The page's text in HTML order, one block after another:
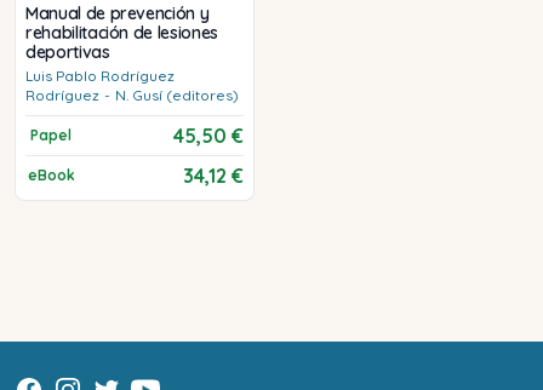
Manual de prevención y
rehabilitación de lesiones
deportivas
Luis Pablo Rodríguez
Rodríguez - N. Gusí (editores)
Papel 45,50 €
eBook 34,12 €